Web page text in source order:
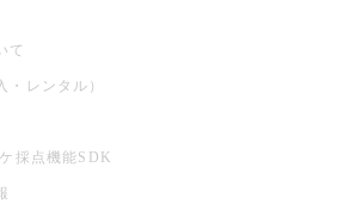
て
・レンタル）
採点機能SDK